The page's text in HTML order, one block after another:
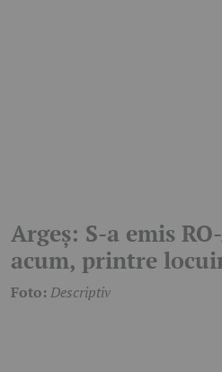
Argeș: S-a emis
acum, printre
Foto:Descriptiv